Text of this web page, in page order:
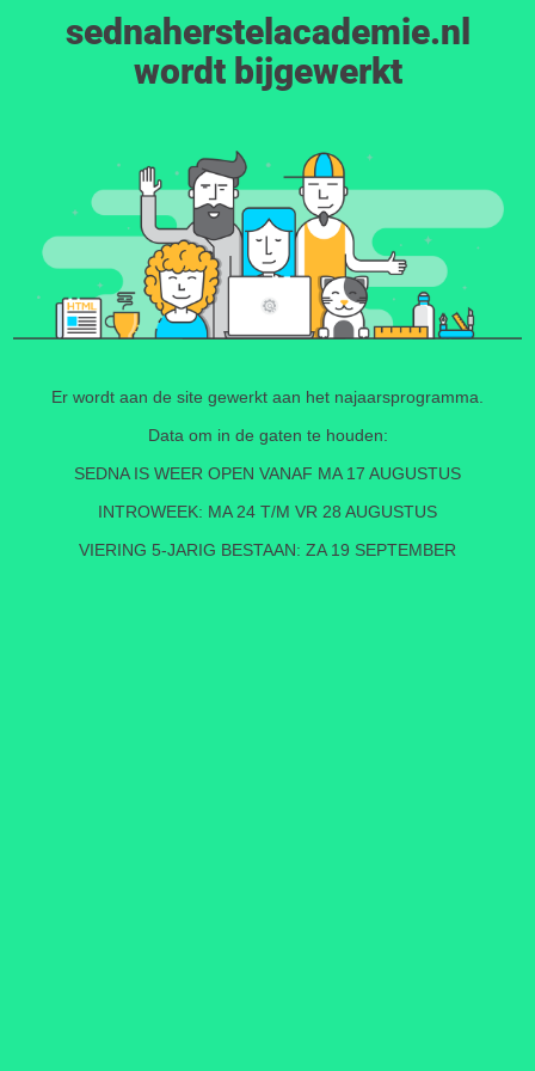
sednaherstelacademie.nl
wordt bijgewerkt
Er wordt aan de site gewerkt aan het najaarsprogramma.
Data om in de gaten te houden:
SEDNA IS WEER OPEN VANAF MA 17 AUGUSTUS
INTROWEEK: MA 24 T/M VR 28 AUGUSTUS
VIERING 5-JARIG BESTAAN: ZA 19 SEPTEMBER